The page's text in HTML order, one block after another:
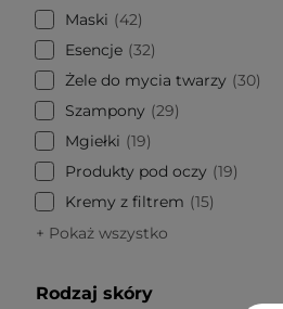
Maski
42
Esencje 32
Żele do mycia twarzy
30
Szampony
29
Mgiełki
19
Produkty pod oczy
19
Kremy z filtrem
15
+ Pokaż wszystko
Rodzaj skóry